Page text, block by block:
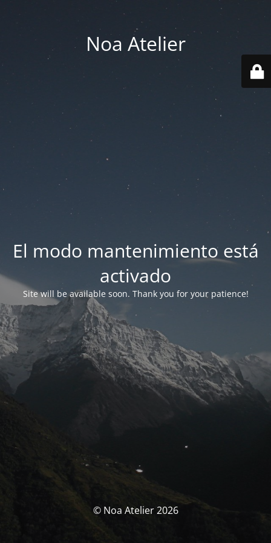
Noa Atelier
El modo mantenimiento está
activado
Site will be available soon. Thank you for your patience!
© Noa Atelier 2026